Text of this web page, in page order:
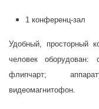
1 конференц-зал
Удобный, просторный
человек
флипчарт;
видеомагнитофон.